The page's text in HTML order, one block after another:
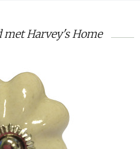
met Harvey's Home